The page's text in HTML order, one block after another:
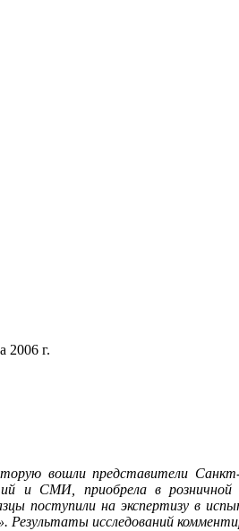
2006 г.
вошли представители
и СМИ, приобрела в
поступили на экспертизу в
Результаты исследований